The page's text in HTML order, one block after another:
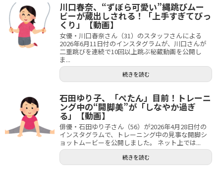
川口春奈、“ずぼら可愛い”縄跳びムー
ビーが蔵出しされる！「上手すぎてびっ
くり」【動画】
女優・川口春奈さん（31）のスタッフさんによる
2026年6月11日付のインスタグラムが、川口さんが
二重跳びを連続で10回以上跳ぶ秘蔵動画を公開し
ま...
続きを読む
石田ゆり子、「ぺたん」目前！トレーニ
ング中の“開脚美”が「しなやか過ぎ
る」【動画】
俳優・石田ゆり子さん（56）が2026年4月28日付の
インスタグラムで、トレーニング中の見事な開脚シ
ョットムービーを公開しました。 ネット上では...
続きを読む